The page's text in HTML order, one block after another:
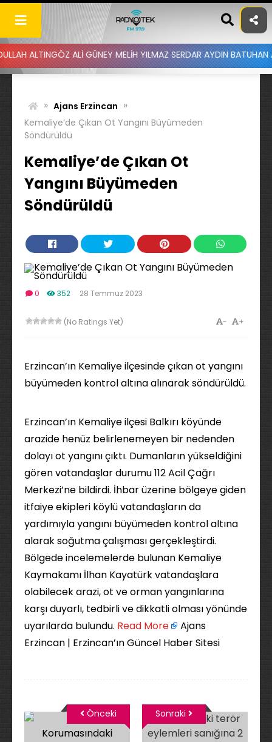
Skip
content
ALİ GÜNEY MELİH YILMAZ SERDAR AYDIN BATUHAN ALTINTAŞ
» Ajans Erzincan »
Kemaliye’de Çıkan Ot Yangını Büyümeden
Söndürüldü
Kemaliye’de Çıkan Ot
Yangını Büyümeden
Söndürüldü
0 352 28 Temmuz 2023
(No Ratings Yet) +
-
Erzincan’ın Kemaliye ilçesinde çıkan ot yangını
büyümeden kontrol altına alınarak söndürüldü.
Erzincan’ın Kemaliye ilçesi Balkırı köyünde
arazide henüz belirlenemeyen bir nedenden
dolayı ot yangını çıktı. Dumanların yükseldiğini
gören vatandaşlar durumu 112 Acil Çağrı
Merkezi’ne bildirdi. İhbar üzerine bölgeye giden
itfaiye ekipleri köylü vatandaşların da
yardımıyla yangını büyümeden kontrol altına
alarak soğutma çalışması gerçekleştirdi.
Bölgede incelemelerde bulunan Kemaliye
Kaymakamı İlhan Kayatürk vatandaşlara
olabilecek arazi, ot ve orman yangınlarına
karşı duyarlı, tedbirli ve dikkatli olması yönünde
uyarılarda bulundu. ​ Read More
Ajans
Erzincan | Erzincan’ın Güncel Haber Sitesi
Önceki Sonraki